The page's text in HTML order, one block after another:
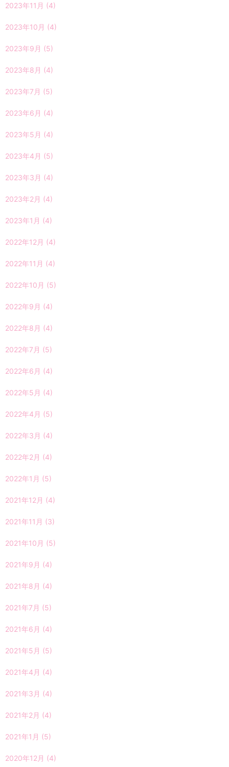
2023年11月 (4)
2023年10月 (4)
2023年9月 (5)
2023年8月 (4)
2023年7月 (5)
2023年6月 (4)
2023年5月 (4)
2023年4月 (5)
2023年3月 (4)
2023年2月 (4)
2023年1月 (4)
2022年12月 (4)
2022年11月 (4)
2022年10月 (5)
2022年9月 (4)
2022年8月 (4)
2022年7月 (5)
2022年6月 (4)
2022年5月 (4)
2022年4月 (5)
2022年3月 (4)
2022年2月 (4)
2022年1月 (5)
2021年12月 (4)
2021年11月 (3)
2021年10月 (5)
2021年9月 (4)
2021年8月 (4)
2021年7月 (5)
2021年6月 (4)
2021年5月 (5)
2021年4月 (4)
2021年3月 (4)
2021年2月 (4)
2021年1月 (5)
2020年12月 (4)